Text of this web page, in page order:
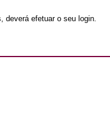
deverá efetuar o seu login.